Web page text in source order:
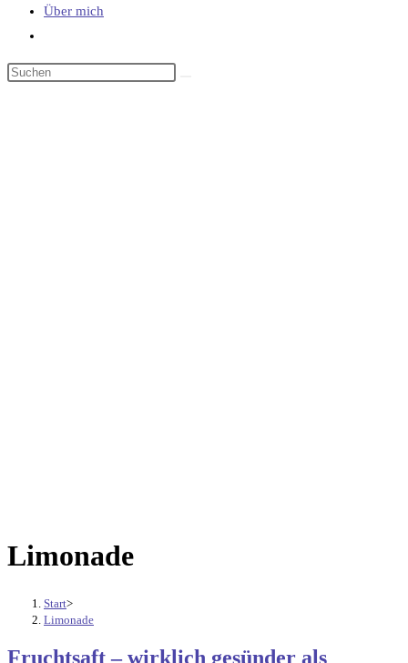
Über mich
umschalten
Limonade
Start>
Limonade
Fruchtsaft – wirklich gesünder als